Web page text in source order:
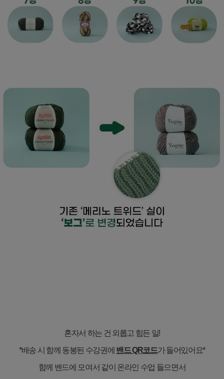
혼자서 하는 건 외롭고 힘든 일!
*배송 시 함께 동봉된 수강권에 밴드QR코드가 들어있어요*
함께 밴드에 모여서 같이 온라인 수업 들으면서